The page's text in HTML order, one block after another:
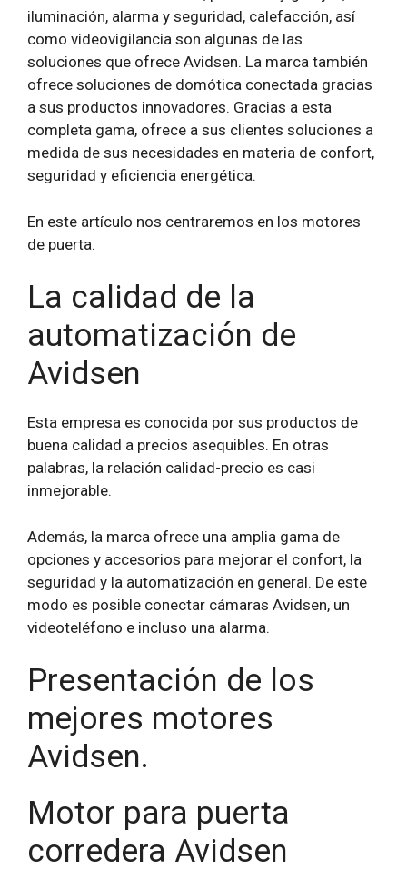
iluminación, alarma y seguridad, calefacción, así
como videovigilancia son algunas de las
soluciones que ofrece Avidsen. La marca también
ofrece soluciones de domótica conectada gracias
a sus productos innovadores. Gracias a esta
completa gama, ofrece a sus clientes soluciones a
medida de sus necesidades en materia de confort,
seguridad y eficiencia energética.
En este artículo nos centraremos en los motores
de puerta.
La calidad de la
automatización de
Avidsen
Esta empresa es conocida por sus productos de
buena calidad a precios asequibles. En otras
palabras, la relación calidad-precio es casi
inmejorable.
Además, la marca ofrece una amplia gama de
opciones y accesorios para mejorar el confort, la
seguridad y la automatización en general. De este
modo es posible conectar cámaras Avidsen, un
videoteléfono e incluso una alarma.
Presentación de los
mejores motores
Avidsen.
Motor para puerta
corredera Avidsen